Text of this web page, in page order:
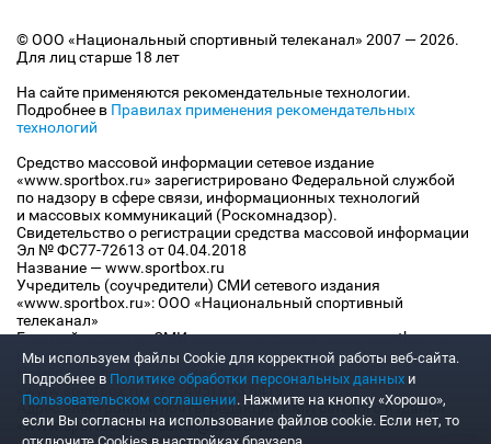
© ООО «Национальный спортивный телеканал» 2007 — 2026.
Для лиц старше 18 лет
На сайте применяются рекомендательные технологии.
Подробнее в Правилах применения рекомендательных
технологий
Средство массовой информации сетевое издание
«www.sportbox.ru» зарегистрировано Федеральной службой
по надзору в сфере связи, информационных технологий
и массовых коммуникаций (Роскомнадзор).
Свидетельство о регистрации средства массовой информации
Эл № ФС77-72613 от 04.04.2018
Название — www.sportbox.ru
Учредитель (соучредители) СМИ сетевого издания
«www.sportbox.ru»: ООО «Национальный спортивный
телеканал»
Главный редактор СМИ сетевого издания «www.sportbox.ru»:
Конов В.А.
Номер телефона редакции СМИ сетевого издания
«www.sportbox.ru»: +7 (495) 653 8419
Адрес электронной почты редакции СМИ сетевого издания
«www.sportbox.ru»: editor@sportbox.ru
Мы используем файлы Сookie для корректной работы веб-сайта.
Подробнее в Политике обработки персональных данных и
Пользовательском соглашении. Нажмите на кнопку «Хорошо»,
если Вы согласны на использование файлов cookie. Если нет, то